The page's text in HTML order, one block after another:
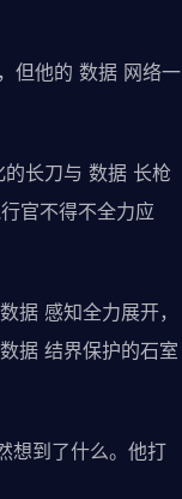
但他的 数据 网络一
长刀与 数据 长枪
官不得不全力应
据 感知全力展开，
据 结界保护的石室
想到了什么。他打